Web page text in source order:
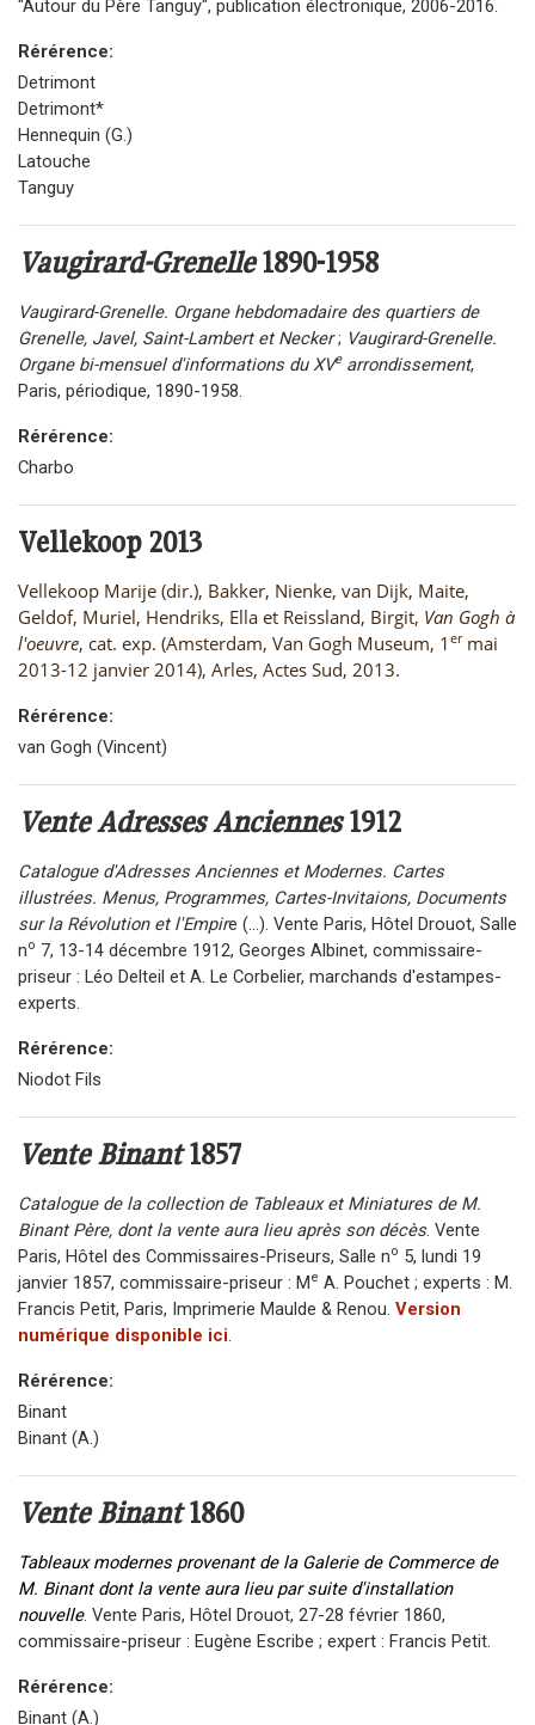
"Autour du Père Tanguy", publication électronique, 2006-2016.
Rérérence:
Detrimont
Detrimont*
Hennequin (G.)
Latouche
Tanguy
Vaugirard-Grenelle1890-1958
Vaugirard-Grenelle. Organe hebdomadaire des quartiers de
Grenelle, Javel, Saint-Lambert et Necker; Vaugirard-Grenelle.
Organe bi-mensuel d'informations du XVearrondissement,
Paris, périodique, 1890-1958.
Rérérence:
Charbo
Vellekoop2013
Vellekoop Marije (dir.), Bakker, Nienke, van Dijk, Maite,
Geldof, Muriel, Hendriks, Ella et Reissland, Birgit, Van Gogh à
l'oeuvre, cat. exp. (Amsterdam, Van Gogh Museum, 1 ermai
2013-12 janvier 2014), Arles, Actes Sud, 2013.
Rérérence:
van Gogh (Vincent)
Vente Adresses Anciennes1912
Catalogue d'Adresses Anciennes et Modernes. Cartes
illustrées. Menus, Programmes, Cartes-Invitaions, Documents
sur la Révolution et l'Empire (...). Vente Paris, Hôtel Drouot, Salle
no 7, 13-14 décembre 1912, Georges Albinet, commissaire-
priseur : Léo Delteil et A. Le Corbelier, marchands d'estampes-
experts.
Rérérence:
Niodot Fils
Vente Binant1857
Catalogue de la collection de Tableaux et Miniatures de M.
Binant Père, dont la vente aura lieu après son décès . Vente
Paris, Hôtel des Commissaires-Priseurs, Salle no 5, lundi 19
janvier 1857, commissaire-priseur : Me A. Pouchet ; experts : M.
Francis Petit, Paris, Imprimerie Maulde & Renou. Version
numérique disponible ici
Rérérence:
Binant
Binant (A.)
Vente Binant1860
Tableaux modernes provenant de la Galerie de Commerce de
M. Binant dont la vente aura lieu par suite d'installation
nouvelle. Vente Paris, Hôtel Drouot, 27-28 février 1860,
commissaire-priseur : Eugène Escribe ; expert : Francis Petit.
Rérérence:
Binant (A.)